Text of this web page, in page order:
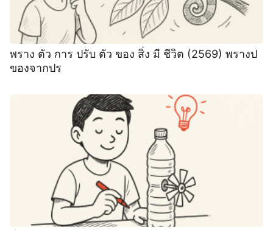
พราง ตัว การ ปรับ ตัว ของ สิ่ง มี ชีวิต (2569) พรางป
ของจากปร